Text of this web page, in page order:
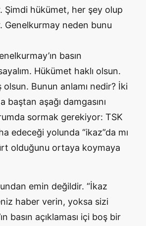
Şimdi hükümet, her şey olup
Genelkurmay neden bunu
basın
Hükümet haklı olsun.
olsun. Bunun anlamı nedir? İki
baştan aşağı damgasını
sormak gerekiyor: TSK
edeceği yolunda “ikaz”da mı
olduğunu ortaya koymaya
emin değildir. “İkaz
haber verin, yoksa sizi
basın açıklaması içi boş bir